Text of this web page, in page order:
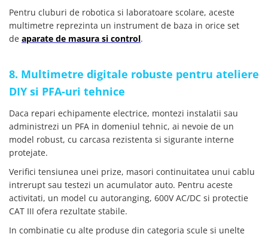
Pentru cluburi de robotica si laboratoare scolare, aceste
multimetre reprezinta un instrument de baza in orice set
de aparate de masura si control.
8. Multimetre digitale robuste pentru ateliere
DIY si PFA-uri tehnice
Daca repari echipamente electrice, montezi instalatii sau
administrezi un PFA in domeniul tehnic, ai nevoie de un
model robust, cu carcasa rezistenta si sigurante interne
protejate.
Verifici tensiunea unei prize, masori continuitatea unui cablu
intrerupt sau testezi un acumulator auto. Pentru aceste
activitati, un model cu autoranging, 600V AC/DC si protectie
CAT III ofera rezultate stabile.
In combinatie cu alte produse din categoria scule si unelte